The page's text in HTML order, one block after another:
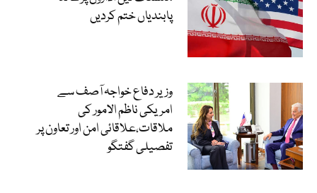
پابندیاں ختم کردیں
وزیر دفاع خواجہ آصف سے
امریکی ناظم الامور کی
ملاقات،علاقائی امن اور تعاون پر
تفصیلی گفتگو